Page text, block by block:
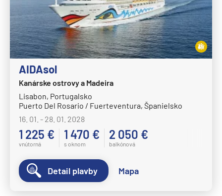
Azura
Britannia
Iona
Ventura
Paul Gauguin Cruises
MS Paul Gauguin
Plantours
MS Hamburg
Ponant
Le Bellot
Le Boreal
AIDAsol
Kanárske ostrovy a Madeira
Lisabon, Portugalsko
Puerto Del Rosario / Fuerteventura, Španielsko
16. 01. - 28. 01. 2028
1 225 €
vnútorná
1 470 €
s oknom
2 050 €
balkónová
Detail plavby Mapa